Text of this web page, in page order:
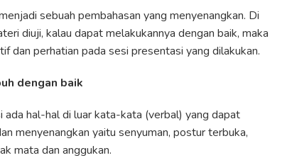
sebuah pembahasan yang menyenangkan. Di
diuji, kalau dapat melakukannya dengan baik, maka
dan perhatian pada sesi presentasi yang dilakukan.
dengan baik
hal-hal di luar kata-kata (verbal) yang dapat
menyenangkan yaitu senyuman, postur terbuka,
mata dan anggukan.